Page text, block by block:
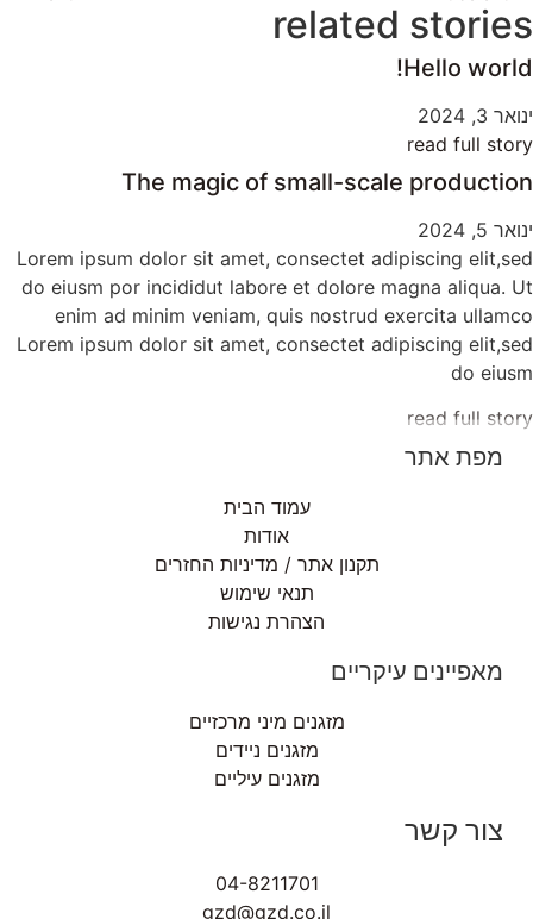
Lorem
do
Lorem